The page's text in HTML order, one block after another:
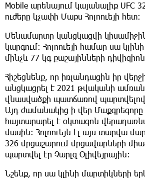
Mobile արենայում կայանալիք UFC
ուժերը կչափի Մաքս Հոլոուեյի հետ։
​Մենամարտը կանցկացվի
կարգում։ Հոլոուեյի համար սա
մինչև 77 կգ քաշայինների
​Հիշեցնենք, որ իռլանդացին իր
անցկացրել է 2021 թվականի
վնասվածքի պատճառով պարտվելով
Այդ ժամանակից ի վեր Մաքգրեգորը
հայտարարել է օկտագոն
մասին։ Հոլոուեյն էլ այս տարվա
326 մրցաշարում մրցավարների
պարտվել էր Չարլզ Օլիվեյրային։
​Նշենք, որ սա կլինի մարտիկների